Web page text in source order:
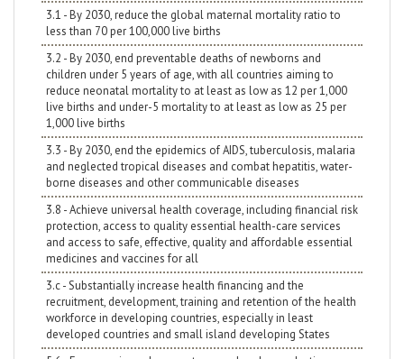
3.1 - By 2030, reduce the global maternal mortality ratio to
less than 70 per 100,000 live births
3.2 - By 2030, end preventable deaths of newborns and
children under 5 years of age, with all countries aiming to
reduce neonatal mortality to at least as low as 12 per 1,000
live births and under-5 mortality to at least as low as 25 per
1,000 live births
3.3 - By 2030, end the epidemics of AIDS, tuberculosis, malaria
and neglected tropical diseases and combat hepatitis, water-
borne diseases and other communicable diseases
3.8 - Achieve universal health coverage, including financial risk
protection, access to quality essential health-care services
and access to safe, effective, quality and affordable essential
medicines and vaccines for all
3.c - Substantially increase health financing and the
recruitment, development, training and retention of the health
workforce in developing countries, especially in least
developed countries and small island developing States